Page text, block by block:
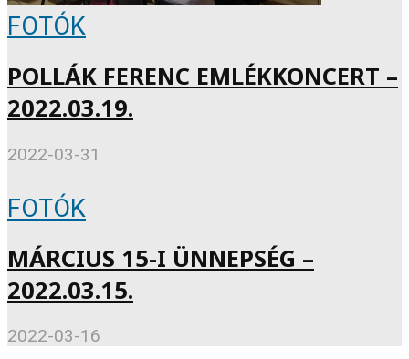
FOTÓK
POLLÁK FERENC EMLÉKKONCERT –
2022.03.19.
2022-03-31
FOTÓK
MÁRCIUS 15-I ÜNNEPSÉG –
2022.03.15.
2022-03-16